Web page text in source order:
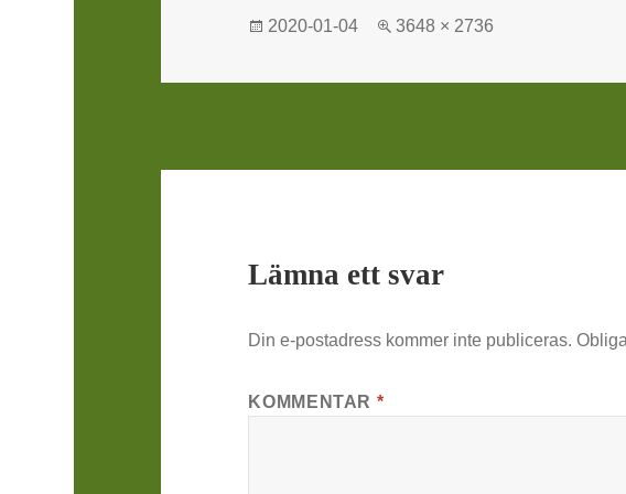
Postat
2020-01-04
Full
3648 × 2736
Lämna ett svar
Din e-postadress kommer inte publiceras.
KOMMENTAR *